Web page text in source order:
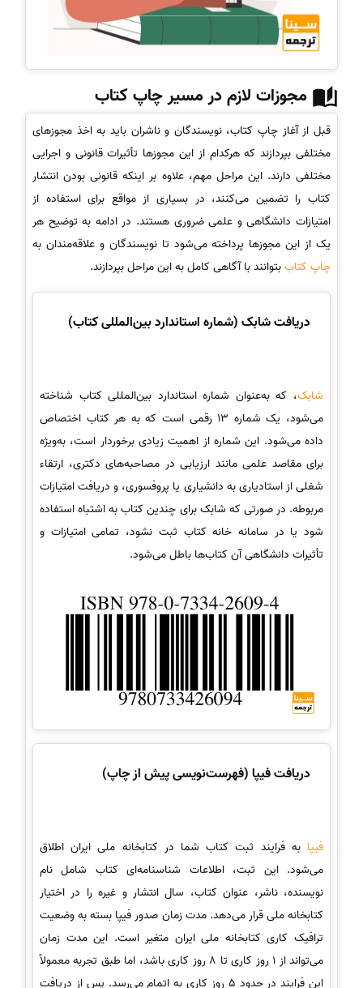
مجوزات لازم در مسیر چاپ کتاب
قبل از آغاز چاپ کتاب، نویسندگان و ناشران باید به اخذ مجوزهای
مختلفی بپردازند که هرکدام از این مجوزها تأثیرات قانونی و اجرایی
مختلفی دارند. این مراحل مهم، علاوه بر اینکه قانونی بودن انتشار
کتاب را تضمین می‌کنند، در بسیاری از مواقع برای استفاده از
امتیازات دانشگاهی و علمی ضروری هستند. در ادامه به توضیح هر
یک از این مجوزها پرداخته می‌شود تا نویسندگان و علاقه‌مندان به
چاپ کتاببتوانند با آگاهی کامل به این مراحل بپردازند.
دریافت شابک (شماره استاندارد بین‌المللی کتاب)
شابک، که به‌عنوان شماره استاندارد بین‌المللی کتاب شناخته
می‌شود، یک شماره 13 رقمی است که به هر کتاب اختصاص
داده می‌شود. این شماره از اهمیت زیادی برخوردار است، به‌ویژه
برای مقاصد علمی مانند ارزیابی در مصاحبه‌های دکتری، ارتقاء
شغلی از استادیاری به دانشیاری یا پروفسوری، و دریافت امتیازات
مربوطه. در صورتی که شابک برای چندین کتاب به اشتباه استفاده
شود یا در سامانه خانه کتاب ثبت نشود، تمامی امتیازات و
تأثیرات دانشگاهی آن کتاب‌ها باطل می‌شود.
دریافت فیپا (فهرست‌نویسی پیش از چاپ)
فیپا به فرایند ثبت کتاب شما در کتابخانه ملی ایران اطلاق
می‌شود. این ثبت، اطلاعات شناسنامه‌ای کتاب شامل نام
نویسنده، ناشر، عنوان کتاب، سال انتشار و غیره را در اختیار
کتابخانه ملی قرار می‌دهد. مدت زمان صدور فیپا بسته به وضعیت
ترافیک کاری کتابخانه ملی ایران متغیر است. این مدت زمان
می‌تواند از 1 روز کاری تا 8 روز کاری باشد، اما طبق تجربه معمولاً
این فرایند در حدود 5 روز کاری به اتمام می‌رسد. پس از دریافت